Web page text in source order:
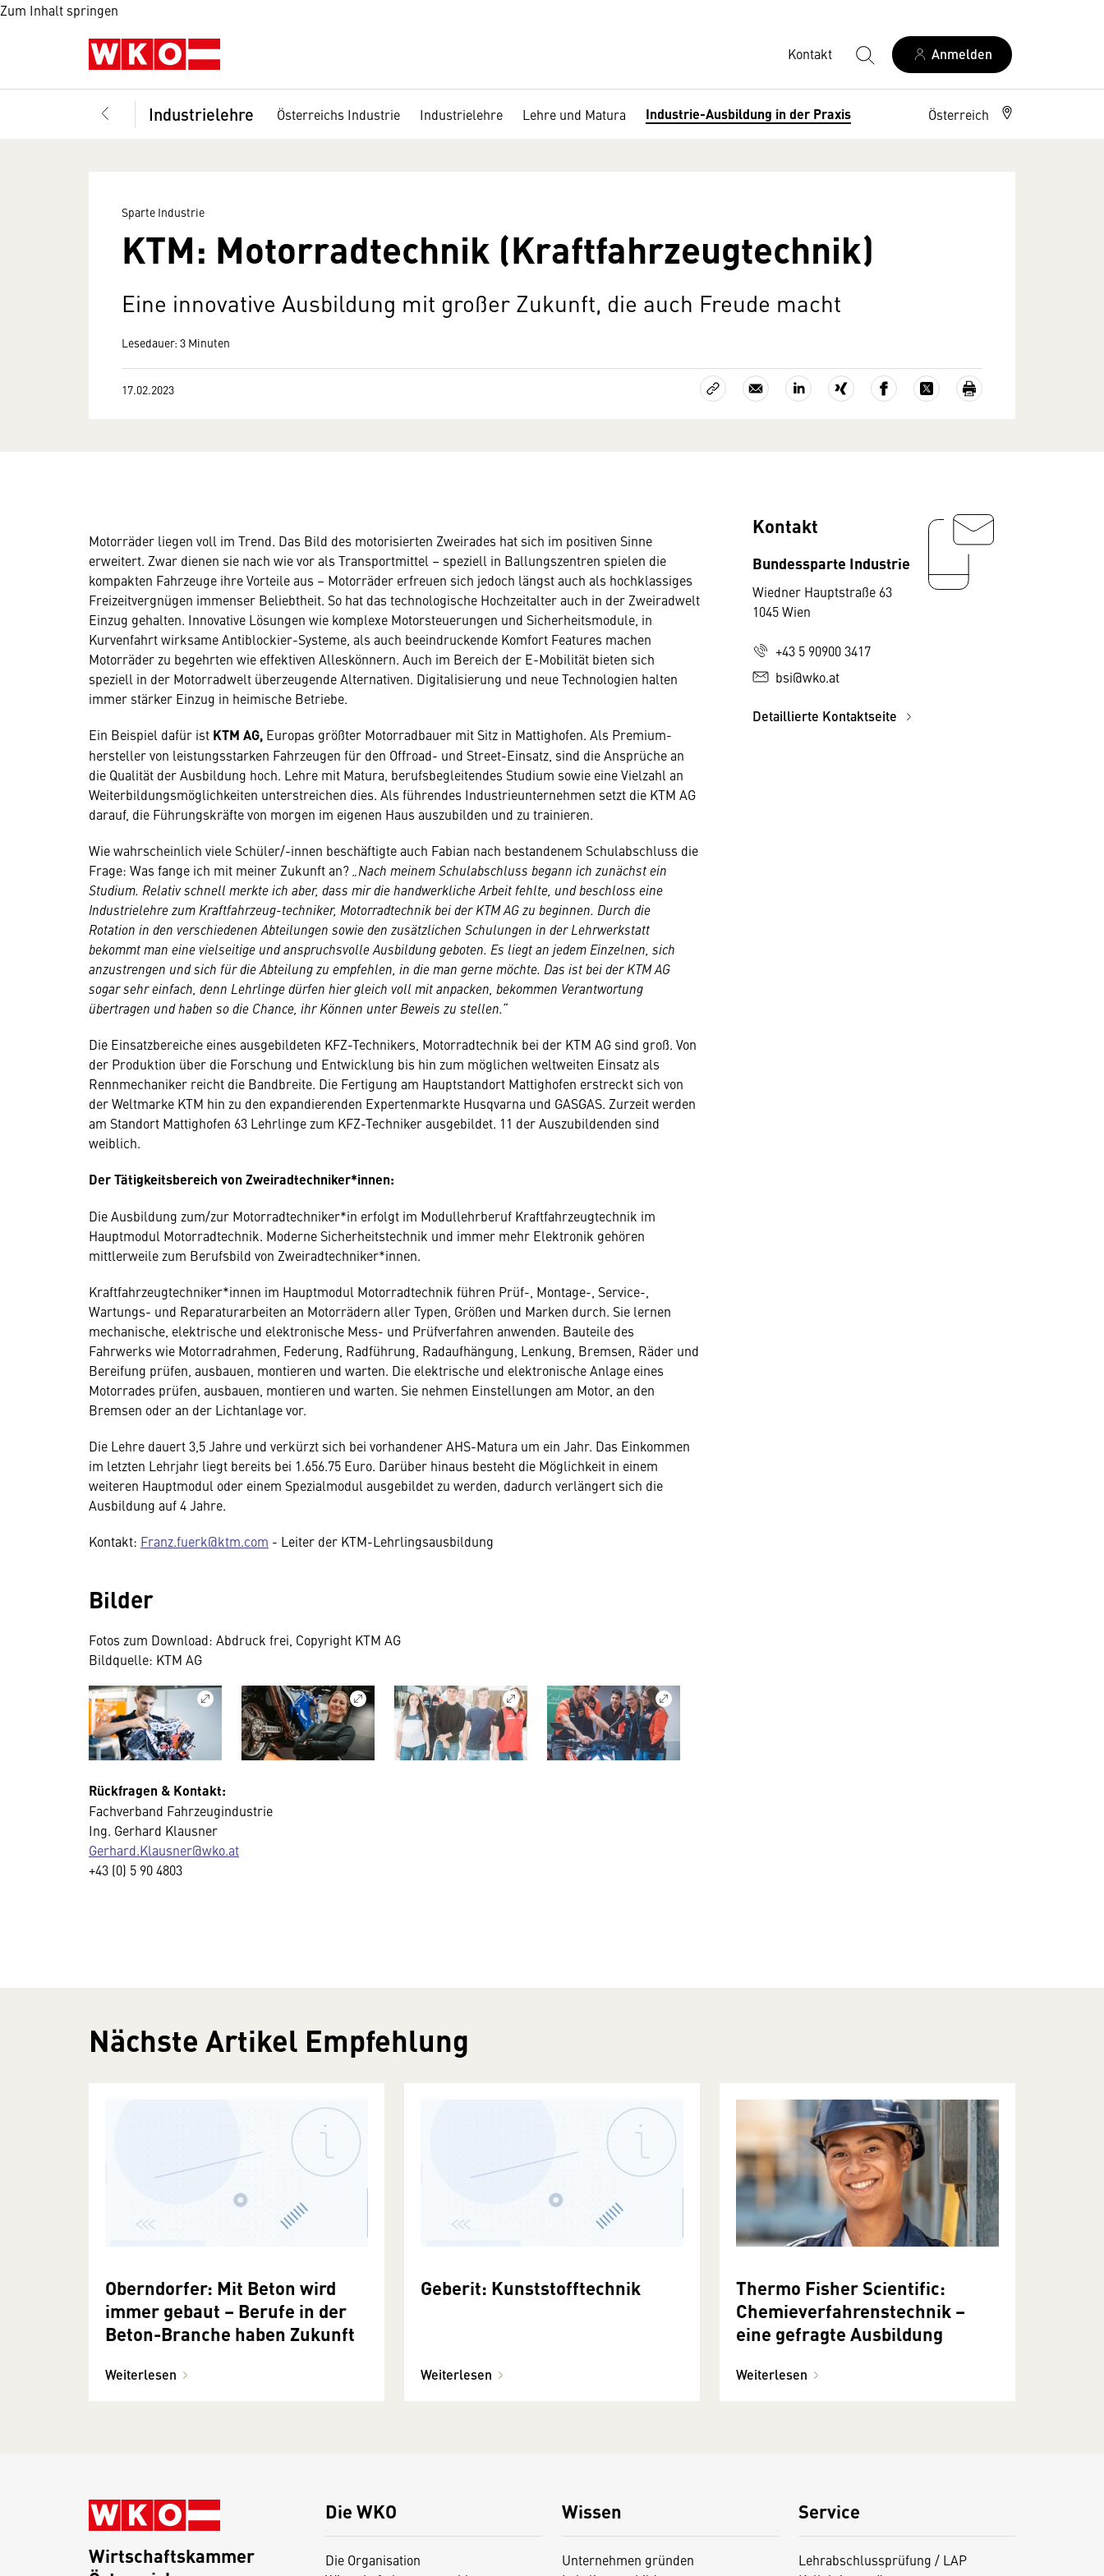
Zum Inhalt springen
Kontakt Anmelden
Industrielehre Österreichs Industrie Industrielehre Lehre und Matura Industrie-Ausbildung in der Praxis Österreich
Sparte Industrie
KTM: Motorradtechnik (Kraftfahrzeugtechnik)
Eine innovative Ausbildung mit großer Zukunft, die auch Freude macht
Lesedauer: 3 Minuten
17.02.2023
Motorräder liegen voll im Trend. Das Bild des motorisierten Zweirades hat sich im positiven Sinne
erweitert. Zwar dienen sie nach wie vor als Transportmittel – speziell in Ballungszentren spielen die
kompakten Fahrzeuge ihre Vorteile aus – Motorräder erfreuen sich jedoch längst auch als hochklassiges
Freizeitvergnügen immenser Beliebtheit. So hat das technologische Hochzeitalter auch in der Zweiradwelt
Einzug gehalten. Innovative Lösungen wie komplexe Motorsteuerungen und Sicherheitsmodule, in
Kurvenfahrt wirksame Antiblockier-Systeme, als auch beeindruckende Komfort Features machen
Motorräder zu begehrten wie effektiven Alleskönnern. Auch im Bereich der E-Mobilität bieten sich
speziell in der Motorradwelt überzeugende Alternativen. Digitalisierung und neue Technologien halten
immer stärker Einzug in heimische Betriebe.
Ein Beispiel dafür ist KTM AG, Europas größter Motorradbauer mit Sitz in Mattighofen. Als Premium-
hersteller von leistungsstarken Fahrzeugen für den Offroad- und Street-Einsatz, sind die Ansprüche an
die Qualität der Ausbildung hoch. Lehre mit Matura, berufsbegleitendes Studium sowie eine Vielzahl an
Weiterbildungsmöglichkeiten unterstreichen dies. Als führendes Industrieunternehmen setzt die KTM AG
darauf, die Führungskräfte von morgen im eigenen Haus auszubilden und zu trainieren.
Wie wahrscheinlich viele Schüler/-innen beschäftigte auch Fabian nach bestandenem Schulabschluss die
Frage: Was fange ich mit meiner Zukunft an? „Nach meinem Schulabschluss begann ich zunächst ein
Studium. Relativ schnell merkte ich aber, dass mir die handwerkliche Arbeit fehlte, und beschloss eine
Industrielehre zum Kraftfahrzeug-techniker, Motorradtechnik bei der KTM AG zu beginnen. Durch die
Rotation in den verschiedenen Abteilungen sowie den zusätzlichen Schulungen in der Lehrwerkstatt
bekommt man eine vielseitige und anspruchsvolle Ausbildung geboten. Es liegt an jedem Einzelnen, sich
anzustrengen und sich für die Abteilung zu empfehlen, in die man gerne möchte. Das ist bei der KTM AG
sogar sehr einfach, denn Lehrlinge dürfen hier gleich voll mit anpacken, bekommen Verantwortung
übertragen und haben so die Chance, ihr Können unter Beweis zu stellen.“
Die Einsatzbereiche eines ausgebildeten KFZ-Technikers, Motorradtechnik bei der KTM AG sind groß. Von
der Produktion über die Forschung und Entwicklung bis hin zum möglichen weltweiten Einsatz als
Rennmechaniker reicht die Bandbreite. Die Fertigung am Hauptstandort Mattighofen erstreckt sich von
der Weltmarke KTM hin zu den expandierenden Expertenmarkte Husqvarna und GASGAS. Zurzeit werden
am Standort Mattighofen 63 Lehrlinge zum KFZ-Techniker ausgebildet. 11 der Auszubildenden sind
weiblich.
Der Tätigkeitsbereich von Zweiradtechniker*innen:
Die Ausbildung zum/zur Motorradtechniker*in erfolgt im Modullehrberuf Kraftfahrzeugtechnik im
Hauptmodul Motorradtechnik. Moderne Sicherheitstechnik und immer mehr Elektronik gehören
mittlerweile zum Berufsbild von Zweiradtechniker*innen.
Kraftfahrzeugtechniker*innen im Hauptmodul Motorradtechnik führen Prüf-, Montage-, Service-,
Wartungs- und Reparaturarbeiten an Motorrädern aller Typen, Größen und Marken durch. Sie lernen
mechanische, elektrische und elektronische Mess- und Prüfverfahren anwenden. Bauteile des
Fahrwerks wie Motorradrahmen, Federung, Radführung, Radaufhängung, Lenkung, Bremsen, Räder und
Bereifung prüfen, ausbauen, montieren und warten. Die elektrische und elektronische Anlage eines
Motorrades prüfen, ausbauen, montieren und warten. Sie nehmen Einstellungen am Motor, an den
Bremsen oder an der Lichtanlage vor.
Die Lehre dauert 3,5 Jahre und verkürzt sich bei vorhandener AHS-Matura um ein Jahr. Das Einkommen
im letzten Lehrjahr liegt bereits bei 1.656.75 Euro. Darüber hinaus besteht die Möglichkeit in einem
weiteren Hauptmodul oder einem Spezialmodul ausgebildet zu werden, dadurch verlängert sich die
Ausbildung auf 4 Jahre.
Kontakt: Franz.fuerk@ktm.com - Leiter der KTM-Lehrlingsausbildung
Bilder
Fotos zum Download: Abdruck frei, Copyright KTM AG
Bildquelle: KTM AG
Rückfragen & Kontakt:
Fachverband Fahrzeugindustrie
Ing. Gerhard Klausner
Gerhard.Klausner@wko.at
+43 (0) 5 90 4803
Kontakt
Bundessparte Industrie
Wiedner Hauptstraße 63
1045 Wien
+43 5 90900 3417
bsi@wko.at
Detaillierte Kontaktseite
Nächste Artikel Empfehlung
Oberndorfer: Mit Beton wird
immer gebaut – Berufe in der
Beton-Branche haben Zukunft
Weiterlesen
Geberit: Kunststofftechnik
Weiterlesen
Thermo Fisher Scientific:
Chemieverfahrenstechnik –
eine gefragte Ausbildung
Weiterlesen
Die WKO
Die Organisation
Wissen
Unternehmen gründen
Service
Lehrabschlussprüfung / LAP
Wirtschaftskammer